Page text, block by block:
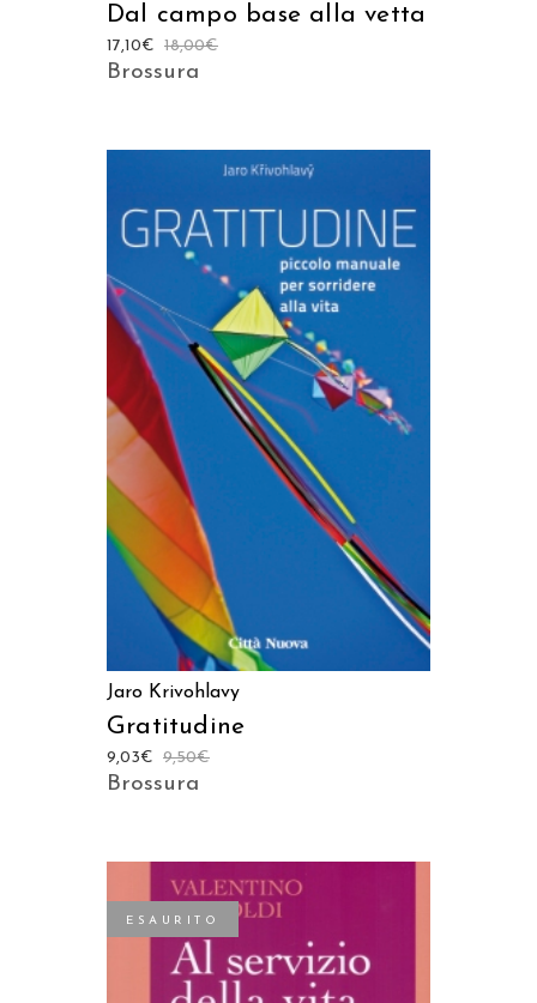
Dal campo base alla vetta
18,00€
17,10€
Brossura
AGGIUNGI AL CARRELLO
Jaro Krivohlavy
Gratitudine
9,50€
9,03€
Brossura
ESAURITO